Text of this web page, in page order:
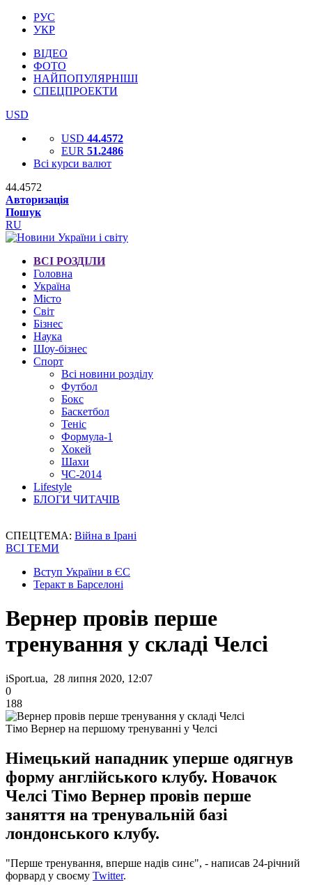
РУС
УКР
ВІДЕО
ФОТО
НАЙПОПУЛЯРНІШІ
СПЕЦПРОЕКТИ
USD
USD 44.4572
EUR 51.2486
Всі курси валют
44.4572
Авторизація
Пошук
RU
ВСІ РОЗДІЛИ
Головна
Україна
Місто
Світ
Бізнес
Наука
Шоу-бізнес
Спорт
Всі новини розділу
Футбол
Бокс
Баскетбол
Теніс
Формула-1
Хокей
Шахи
ЧС-2014
Lifestyle
БЛОГИ ЧИТАЧІВ
СПЕЦТЕМА: Війна в Ірані
ВСІ ТЕМИ
Вступ України в ЄС
Теракт в Барселоні
Вернер провів перше
тренування у складі Челсі
iSport.ua, 28 липня 2020, 12:07
0
188
Тімо Вернер на першому тренуванні у Челсі
Німецький нападник уперше одягнув
форму англійського клубу. Новачок
Челсі Тімо Вернер провів перше
заняття на тренувальній базі
лондонського клубу.
"Перше тренування, вперше надів синє", - написав 24-річний
форвард у своєму Twitter.